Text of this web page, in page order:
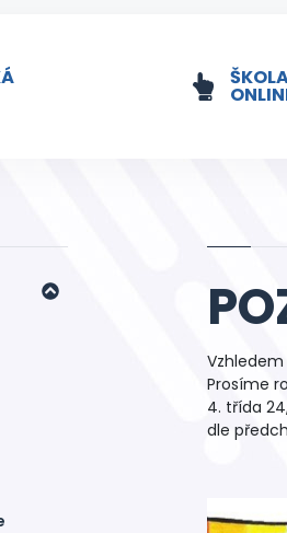
Prosíme
4. třída
dle